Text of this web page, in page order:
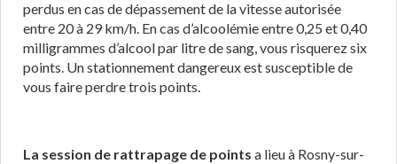
perdus en cas de dépassement de la vitesse autorisée
entre 20 à 29 km/h. En cas d’alcoolémie entre 0,25 et 0,40
milligrammes d’alcool par litre de sang, vous risquerez six
points. Un stationnement dangereux est susceptible de
vous faire perdre trois points.
La session de rattrapage de points a lieu à Rosny-sur-